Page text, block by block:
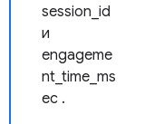
session_id
и
engageme
nt_time_ms
ec .